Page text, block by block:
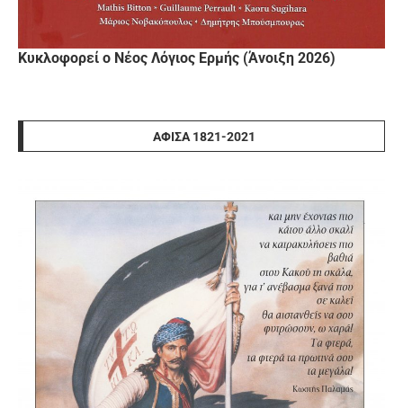
Κυκλοφορεί ο Νέος Λόγιος Ερμής (Άνοιξη 2026)
ΑΦΊΣΑ 1821-2021